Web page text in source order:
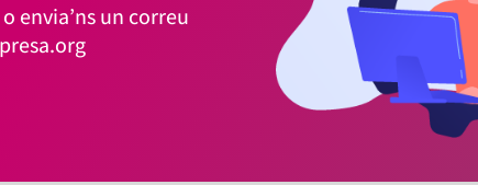
o envia’ns un correu